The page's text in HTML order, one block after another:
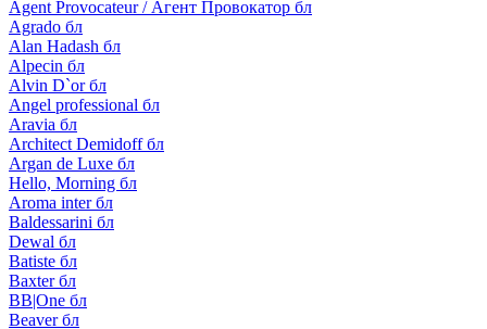
Agent Provocateur / Агент Провокатор бл
Agrado бл
Alan Hadash бл
Alpecin бл
Alvin D`or бл
Angel professional бл
Aravia бл
Architect Demidoff бл
Argan de Luxe бл
Hello, Morning бл
Aroma inter бл
Baldessarini бл
Dewal бл
Batiste бл
Baxter бл
BB|One бл
Beaver бл